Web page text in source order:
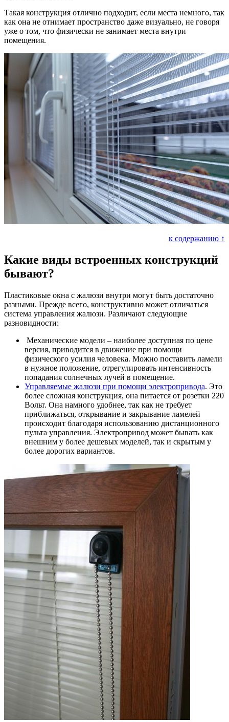
Такая конструкция отлично подходит, если места немного, так
как она не отнимает пространство даже визуально, не говоря
уже о том, что физически не занимает места внутри
помещения.
к содержанию ↑
Какие виды встроенных конструкций
бывают?
Пластиковые окна с жалюзи внутри могут быть достаточно
разными. Прежде всего, конструктивно может отличаться
система управления жалюзи. Различают следующие
разновидности:
Механические модели – наиболее доступная по цене
версия, приводится в движение при помощи
физического усилия человека. Можно поставить ламели
в нужное положение, отрегулировать интенсивность
попадания солнечных лучей в помещение.
Управляемые жалюзи при помощи электропривода. Это
более сложная конструкция, она питается от розетки 220
Вольт. Она намного удобнее, так как не требует
приближаться, открывание и закрывание ламелей
происходит благодаря использованию дистанционного
пульта управления. Электропривод может бывать как
внешним у более дешевых моделей, так и скрытым у
более дорогих вариантов.